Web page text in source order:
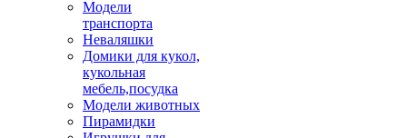
Модели
транспорта
Неваляшки
Домики для кукол,
кукольная
мебель,посудка
Модели животных
Пирамидки